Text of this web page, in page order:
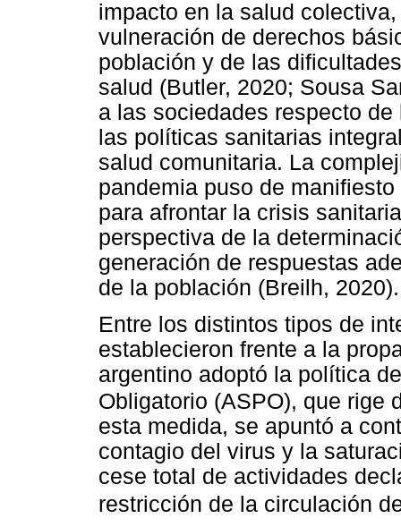
impacto en la salud
vulneración de derechos
población y de las
salud (Butler, 2020; Sousa
a las sociedades respecto
las políticas sanitarias
salud comunitaria. La
pandemia puso de
para afrontar la crisis
perspectiva de la
generación de respuestas
de la población (Breilh, 2020).
Entre los distintos tipos de
establecieron frente a la
argentino adoptó la política
Obligatorio (ASPO), que rige
esta medida, se apuntó a
contagio del virus y la
cese total de actividades
restricción de la circulación